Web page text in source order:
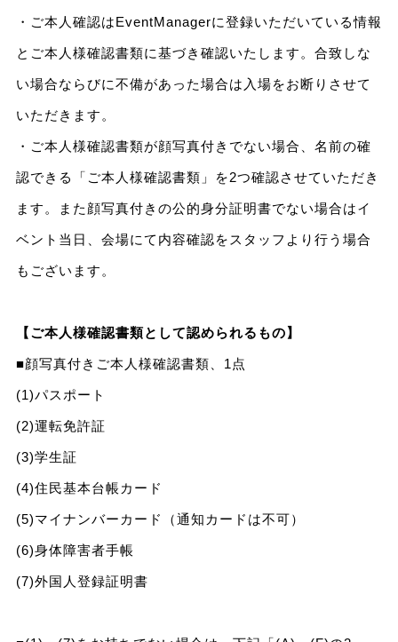
・ご本人確認はEventManagerに登録いただいている情報
とご本人様確認書類に基づき確認いたします。合致しな
い場合ならびに不備があった場合は入場をお断りさせて
いただきます。
・ご本人様確認書類が顔写真付きでない場合、名前の確
認できる「ご本人様確認書類」を2つ確認させていただき
ます。また顔写真付きの公的身分証明書でない場合はイ
ベント当日、会場にて内容確認をスタッフより行う場合
もございます。
【ご本人様確認書類として認められるもの】
■顔写真付きご本人様確認書類、1点
(1)パスポート
(2)運転免許証
(3)学生証
(4)住民基本台帳カード
(5)マイナンバーカード（通知カードは不可）
(6)身体障害者手帳
(7)外国人登録証明書